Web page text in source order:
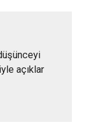
açıklar